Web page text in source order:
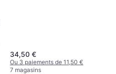
34,50 €
Ou 3 paiements de 11,50 €
7 magasins